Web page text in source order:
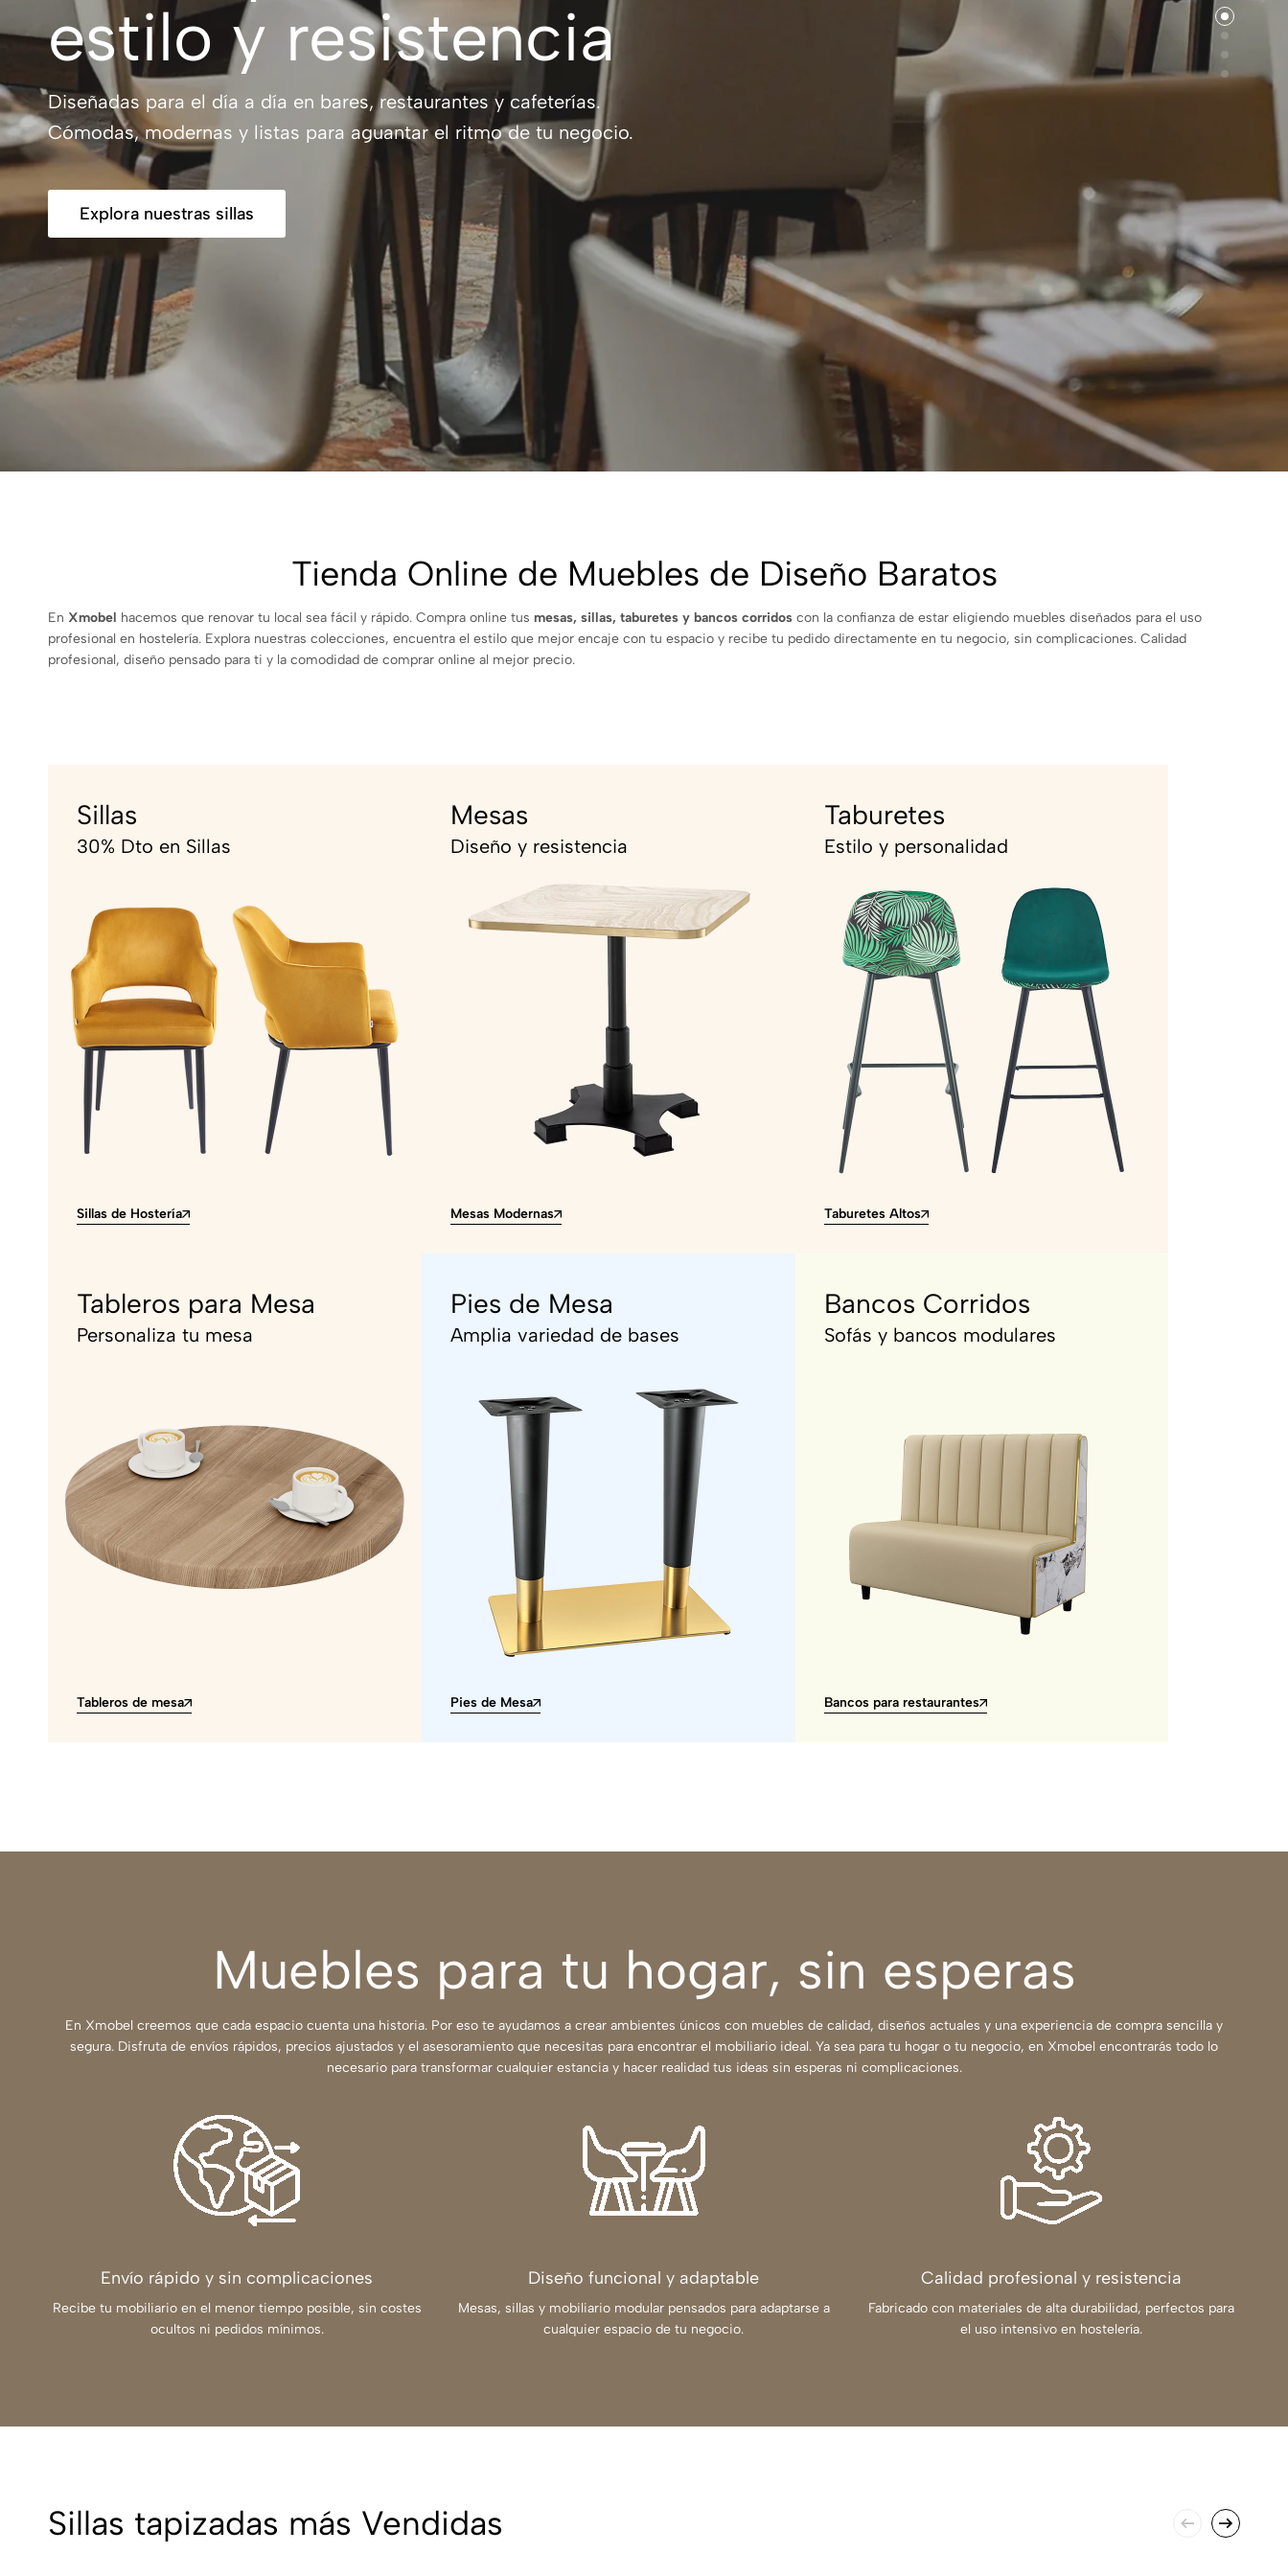
estilo y resistencia
Diseñadas para el día a día en bares, restaurantes y cafeterías.
Cómodas, modernas y listas para aguantar el ritmo de tu negocio.
Explora nuestras sillas
Tienda Online de Muebles de Diseño Baratos
En Xmobel hacemos que renovar tu local sea fácil y rápido. Compra online tus mesas, sillas, taburetes y bancos corridos con la confianza de estar eligiendo muebles diseñados para el uso
profesional en hostelería. Explora nuestras colecciones, encuentra el estilo que mejor encaje con tu espacio y recibe tu pedido directamente en tu negocio, sin complicaciones. Calidad
profesional, diseño pensado para ti y la comodidad de comprar online al mejor precio.
Sillas
30% Dto en Sillas
Sillas de Hostería
Mesas
Diseño y resistencia
Mesas Modernas
Taburetes
Estilo y personalidad
Taburetes Altos
Tableros para Mesa
Personaliza tu mesa
Tableros de mesa
Pies de Mesa
Amplia variedad de bases
Pies de Mesa
Bancos Corridos
Sofás y bancos modulares
Bancos para restaurantes
Muebles para tu hogar, sin esperas
En Xmobel creemos que cada espacio cuenta una historia. Por eso te ayudamos a crear ambientes únicos con muebles de calidad, diseños actuales y una experiencia de compra sencilla y
segura. Disfruta de envíos rápidos, precios ajustados y el asesoramiento que necesitas para encontrar el mobiliario ideal. Ya sea para tu hogar o tu negocio, en Xmobel encontrarás todo lo
necesario para transformar cualquier estancia y hacer realidad tus ideas sin esperas ni complicaciones.
Envío rápido y sin complicaciones
Recibe tu mobiliario en el menor tiempo posible, sin costes
ocultos ni pedidos mínimos.
Diseño funcional y adaptable
Mesas, sillas y mobiliario modular pensados para adaptarse a
cualquier espacio de tu negocio.
Calidad profesional y resistencia
Fabricado con materiales de alta durabilidad, perfectos para
el uso intensivo en hostelería.
Sillas tapizadas más Vendidas